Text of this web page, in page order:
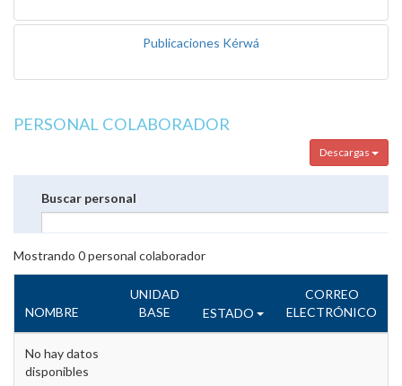
Publicaciones Kérwá
PERSONAL COLABORADOR
Descargas
Buscar personal
Mostrando 0personal colaborador
NOMBRE
UNIDAD
BASE
ESTADO
CORREO
ELECTRÓNICO
No hay datos
disponibles